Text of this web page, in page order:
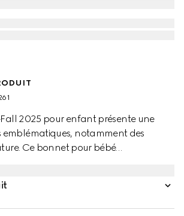
2025 pour enfant présente une
emblématiques, notamment des
Ce bonnet pour bébé